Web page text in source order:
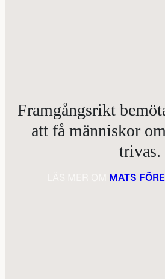
Framgångsrikt
att få människor
trivas.
MATS